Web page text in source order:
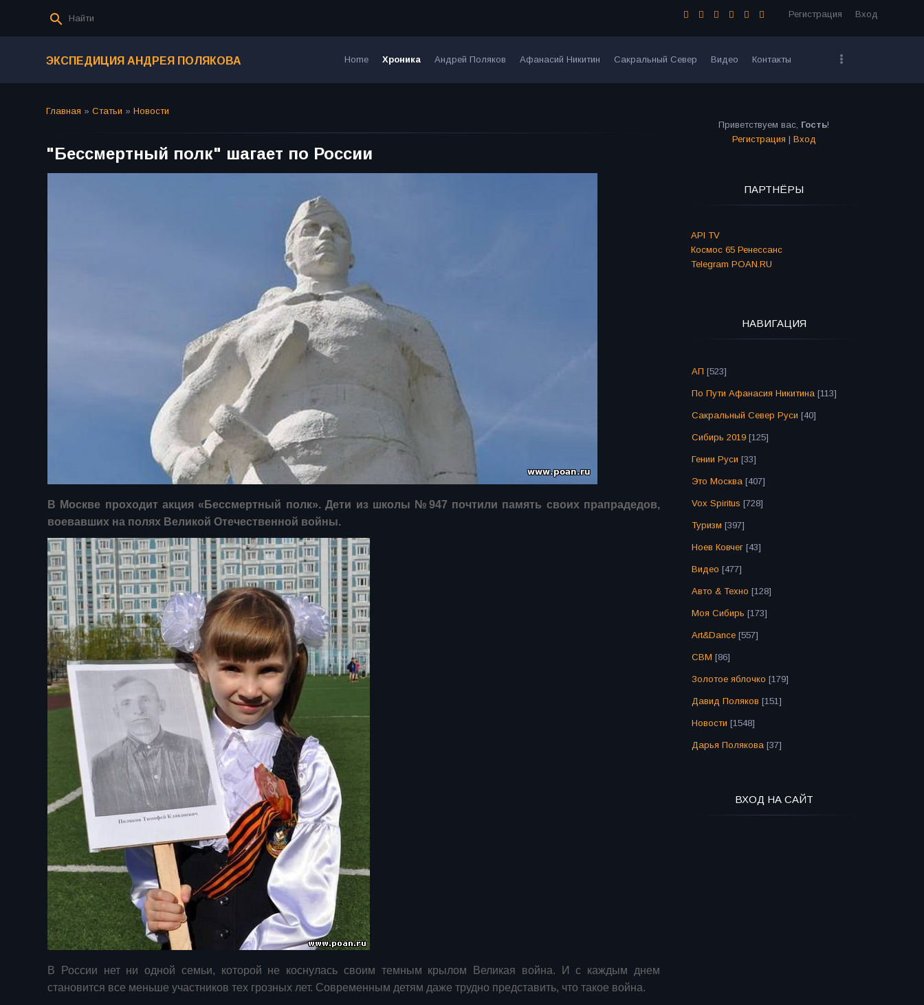
Регистрация Вход
ЭКСПЕДИЦИЯ АНДРЕЯ ПОЛЯКОВА Home Хроника Андрей Поляков Афанасий Никитин Сакральный Север Видео Контакты
Главная » Статьи » Новости
"Бессмертный полк" шагает по России
В Москве проходит акция «Бессмертный полк». Дети из школы №947 почтили память своих прапрадедов,
воевавших на полях Великой Отечественной войны.
В России нет ни одной семьи, которой не коснулась своим темным крылом Великая война. И с каждым днем
становится все меньше участников тех грозных лет. Современным детям даже трудно представить, что такое война.
Приветствуем вас, Гость!
Регистрация | Вход
ПАРТНЁРЫ
API TV
Космос 65 Ренессанс
Telegram POAN.RU
НАВИГАЦИЯ
АП [523]
По Пути Афанасия Никитина [113]
Сакральный Север Руси [40]
Сибирь 2019 [125]
Гении Руси [33]
Это Москва [407]
Vox Spiritus [728]
Туризм [397]
Ноев Ковчег [43]
Видео [477]
Авто & Техно [128]
Моя Сибирь [173]
Art&Dance [557]
СВМ [86]
Золотое яблочко [179]
Давид Поляков [151]
Новости [1548]
Дарья Полякова [37]
ВХОД НА САЙТ